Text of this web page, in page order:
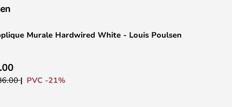
Murale Hardwired White - Louis Poulsen
PVC -21%